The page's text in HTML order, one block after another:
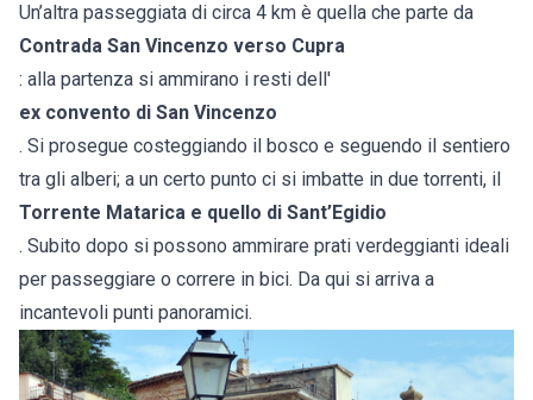
Un’altra passeggiata di circa 4 km è quella che parte da
Contrada San Vincenzo verso Cupra
: alla partenza si ammirano i resti dell'
ex convento di San Vincenzo
. Si prosegue costeggiando il bosco e seguendo il sentiero
tra gli alberi; a un certo punto ci si imbatte in due torrenti, il
Torrente Matarica e quello di Sant’Egidio
. Subito dopo si possono ammirare prati verdeggianti ideali
per passeggiare o correre in bici. Da qui si arriva a
incantevoli punti panoramici.